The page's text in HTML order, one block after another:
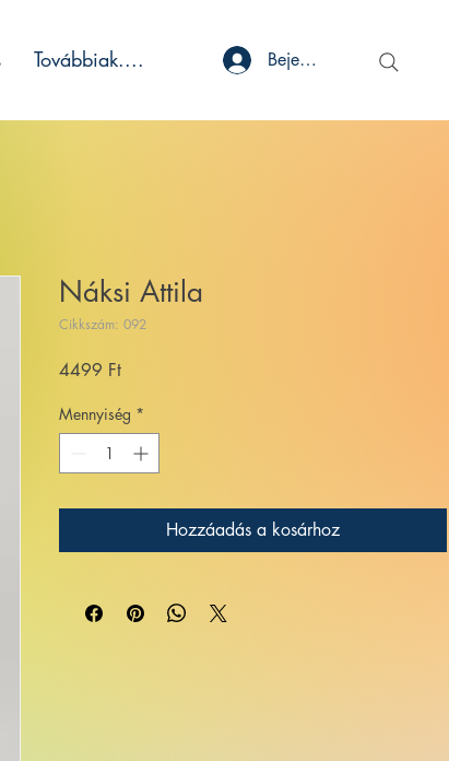
Továbbiak.... Bejelentkezés
Náksi Attila
Cikkszám: 092
4499 FtÁr
Mennyiség *
Hozzáadás a kosárhoz